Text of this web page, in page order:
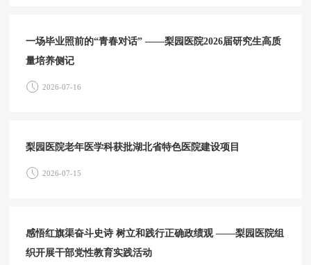
一场毕业照前的“青春对话” ——梨园医院2026届研究生高质
量培养侧记
2026-07-16
梨园医院老年医学科获批湖北省特色医院建设项目
2026-07-15
感悟红旗渠奋斗史诗 树立和践行正确政绩观 ——梨园医院组
织开展干部党性教育实践活动